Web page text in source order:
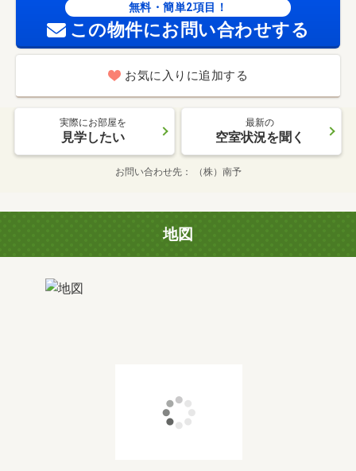
無料・簡単2項目！
この物件にお問い合わせする
お気に入りに追加する
実際にお部屋を
見学したい
最新の
空室状況を聞く
お問い合わせ先 （株）南予
地図